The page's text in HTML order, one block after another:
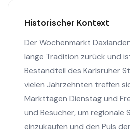
Historischer Kontext
Der Wochenmarkt
lange Tradition zurück und
Bestandteil des Karlsruher
vielen Jahrzehnten treffen
Markttagen Dienstag und
und Besucher, um regionale
einzukaufen und den Puls